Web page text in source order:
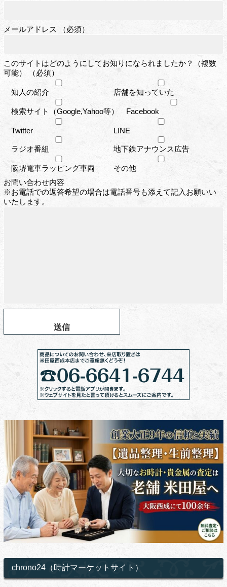
メールアドレス （必須）
このサイトはどのようにしてお知りになられましたか？（複数
可能） （必須）
知人の紹介 店舗を知っていた
検索サイト（Google,Yahoo等） Facebook
Twitter LINE
ラジオ番組 地下鉄アナウンス広告
阪堺電車ラッピング車両
その他
お問い合わせ内容
※お電話での返答希望の場合は電話番号も添えて記入お願いい
いたします。
chrono24（時計マーケットサイト）